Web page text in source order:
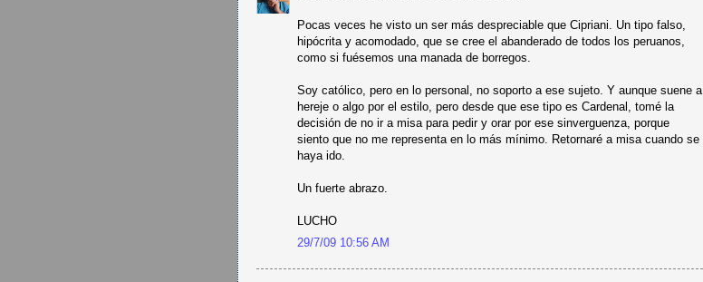
Pocas veces he visto un ser más despreciable que Cipriani. Un tipo falso,
hipócrita y acomodado, que se cree el abanderado de todos los peruanos,
como si fuésemos una manada de borregos.
Soy católico, pero en lo personal, no soporto a ese sujeto. Y aunque suene a
hereje o algo por el estilo, pero desde que ese tipo es Cardenal, tomé la
decisión de no ir a misa para pedir y orar por ese sinverguenza, porque
siento que no me representa en lo más mínimo. Retornaré a misa cuando se
haya ido.
Un fuerte abrazo.
LUCHO
29/7/09 10:56 AM